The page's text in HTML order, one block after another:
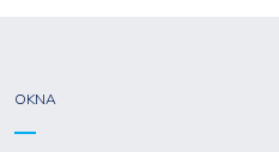
OKNA